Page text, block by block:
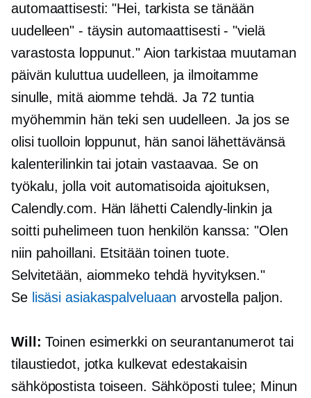
automaattisesti: "Hei, tarkista se tänään
uudelleen" - täysin automaattisesti - "vielä
varastosta loppunut." Aion tarkistaa muutaman
päivän kuluttua uudelleen, ja ilmoitamme
sinulle, mitä aiomme tehdä. Ja 72 tuntia
myöhemmin hän teki sen uudelleen. Ja jos se
olisi tuolloin loppunut, hän sanoi lähettävänsä
kalenterilinkin tai jotain vastaavaa. Se on
työkalu, jolla voit automatisoida ajoituksen,
Calendly.com. Hän lähetti Calendly-linkin ja
soitti puhelimeen tuon henkilön kanssa: "Olen
niin pahoillani. Etsitään toinen tuote.
Selvitetään, aiommeko tehdä hyvityksen."
Se lisäsi asiakaspalveluaan arvostella paljon.
Will: Toinen esimerkki on seurantanumerot tai
tilaustiedot, jotka kulkevat edestakaisin
sähköpostista toiseen. Sähköposti tulee; Minun